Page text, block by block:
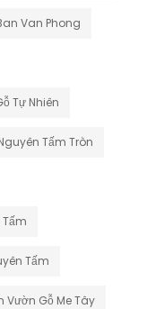
Van Phong
Tự Nhiên
Tấm Tròn
Tấm
Vườn Gỗ Me Tây